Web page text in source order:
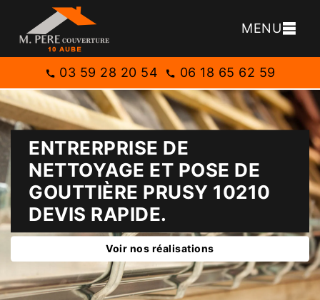
MENU
03 59 28 20 54 06 18 65 62 59
ENTRERPRISE DE
NETTOYAGE ET POSE DE
GOUTTIÈRE PRUSY 10210
DEVIS RAPIDE.
Voir nos réalisations